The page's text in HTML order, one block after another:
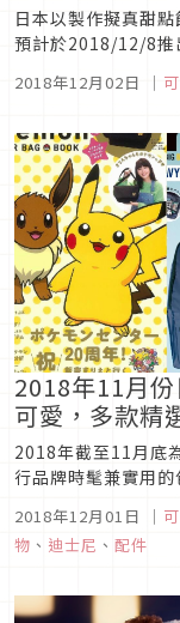
日本以製作擬真甜
預計於2018/12/8推
掛飾，超強的製作
絲絕不能錯過的時尚
使...
2018年12月02日 ｜
2018年11月
可愛，多款精
2018年截至11月底
行品牌時髦兼實用
Mickey以及寶可夢
本動畫明星融入每日
MOOK本裡的精選商
2018年12月01日 ｜
物 、 迪士尼 、 配件